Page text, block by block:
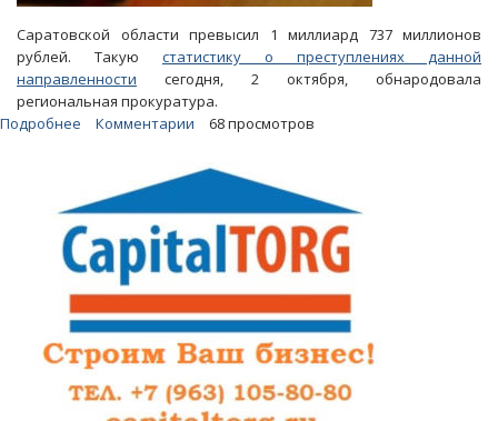
Саратовской области превысил 1 миллиард 737 миллионов
рублей. Такую статистику о преступлениях данной
направленности сегодня, 2 октября, обнародовала
региональная прокуратура.
Подробнее
разоблаченными
коррупционерами
денег
достигла
23,7
миллиона
Комментарии 68 просмотров